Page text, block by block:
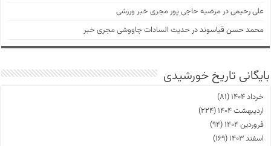
علی رحیمیدرمرضیه حاجی پور مجری خبر ورزشی
محمد حسن قیاسونددر حدیث السادات چاووشی مجری خبر
بایگانی تاریخ خورشیدی
خرداد ۱۴۰۴
(۸۱)
اردیبهشت ۱۴۰۴
(۲۲۴)
فروردین ۱۴۰۴
(۹۴)
اسفند ۱۴۰۳
(۱۶۹)